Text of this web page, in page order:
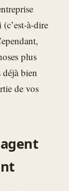
à-dire
plus
déjà bien
de vos